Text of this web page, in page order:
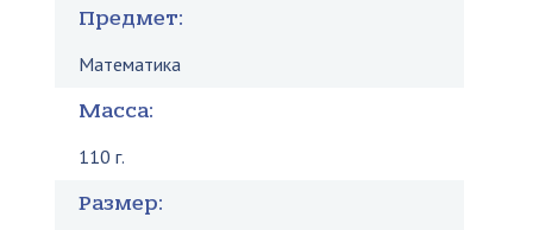
Предмет:
Математика
Масса:
110 г.
Размер: